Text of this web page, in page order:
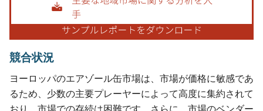
競合状況
ヨーロッパのエアゾール缶市場は、市場が価格に敏感であ
るため、少数の主要プレーヤーによって高度に集約されて